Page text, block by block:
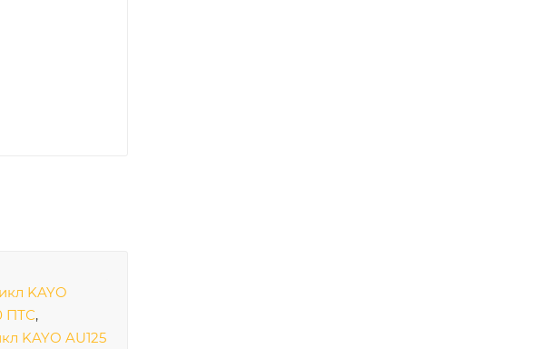
KAYO
ПТС,
KAYO AU125